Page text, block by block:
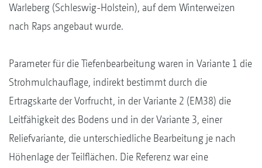
Warleberg (Schleswig-Holstein), auf dem Winterweizen
nach Raps angebaut wurde.
Parameter für die Tiefenbearbeitung waren in Variante 1 die
Strohmulchauflage, indirekt bestimmt durch die
Ertragskarte der Vorfrucht, in der Variante 2 (EM38) die
Leitfähigkeit des Bodens und in der Variante 3, einer
Reliefvariante, die unterschiedliche Bearbeitung je nach
Höhenlage der Teilflächen. Die Referenz war eine